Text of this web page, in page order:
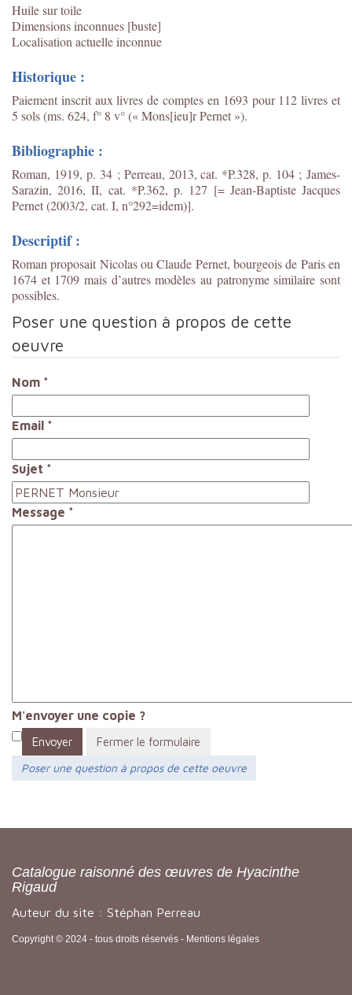
Huile sur toile
Dimensions inconnues [buste]
Localisation actuelle inconnue
Historique :
Paiement inscrit aux livres de comptes en 1693 pour 112 livres et
5 sols (ms. 624, f° 8 v° (« Mons[ieu]r Pernet »).
Bibliographie :
Roman, 1919, p. 34 ; Perreau, 2013, cat. *P.328, p. 104 ; James-
Sarazin, 2016, II, cat. *P.362, p. 127 [= Jean-Baptiste Jacques
Pernet (2003/2, cat. I, n°292=idem)].
Descriptif :
Roman proposait Nicolas ou Claude Pernet, bourgeois de Paris en
1674 et 1709 mais d’autres modèles au patronyme similaire sont
possibles.
Poser une question à propos de cette
oeuvre
Nom *
Email *
Sujet *
Message *
M'envoyer une copie ?
Envoyer
Fermer le formulaire
Poser une question à propos de cette oeuvre
Catalogue raisonné des œuvres de Hyacinthe
Rigaud
Auteur du site : Stéphan Perreau
Copyright © 2024 - tous droits réservés - Mentions légales